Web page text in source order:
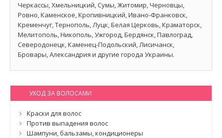
Черкассы, Хмельницкий, Сумы, Житомир, Черновцы,
Ровно, Каменское, Кропивницкий, Ивано-Франковск,
Кременчуг, Тернополь, Луцк, Белая Церковь, Краматорск,
Мелитополь, Никополь, Ужгород, Бердянск, Павлоград,
Северодонецк, Каменец-Подольский, Лисичанск,
Бровары, Александрия и другие города Украины.
УХОД ЗА ВОЛОСАМИ
Краски для волос
Против выпадения волос
Шампуни, бальзамы, кондиционеры